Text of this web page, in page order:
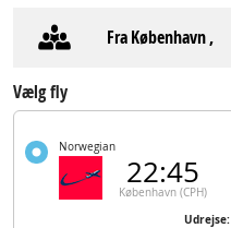
Fra København,
Vælg fly
Norwegian
22:45
København (CPH)
Udrejse: